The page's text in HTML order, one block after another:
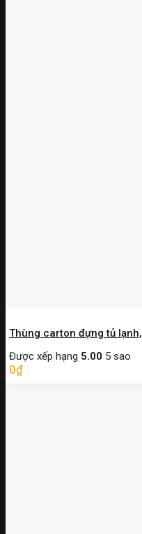
Thùng carton đựng tủ
Được xếp hạng 5.00 5 sao
0₫